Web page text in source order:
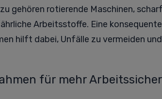
gehören rotierende Maschinen,
Arbeitsstoffe. Eine
hilft dabei, Unfälle zu vermeiden
für mehr